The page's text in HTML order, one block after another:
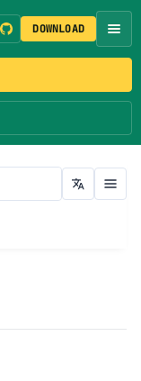
DOWNLOAD